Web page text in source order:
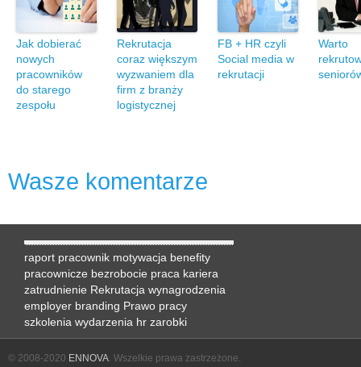
Jak dobierać
nowych
pracowników
do starego
zespołu
Rekrutacja
coraz większym
wyzwaniem dla
firm z branży
logistycznej
FB + HR czyli
Social media w
rekrutacji
Warto
Wasze komentarze
raport pracownik motywacja benefity
pracownicze bezrobocie praca kariera
zatrudnienie Rekrutacja wynagrodzenia
employer branding Prawo pracy
szkolenia wydarzenia hr zarobki
© 2008-2020 ENNOVA. Wszelkie prawa zastrzeżone.